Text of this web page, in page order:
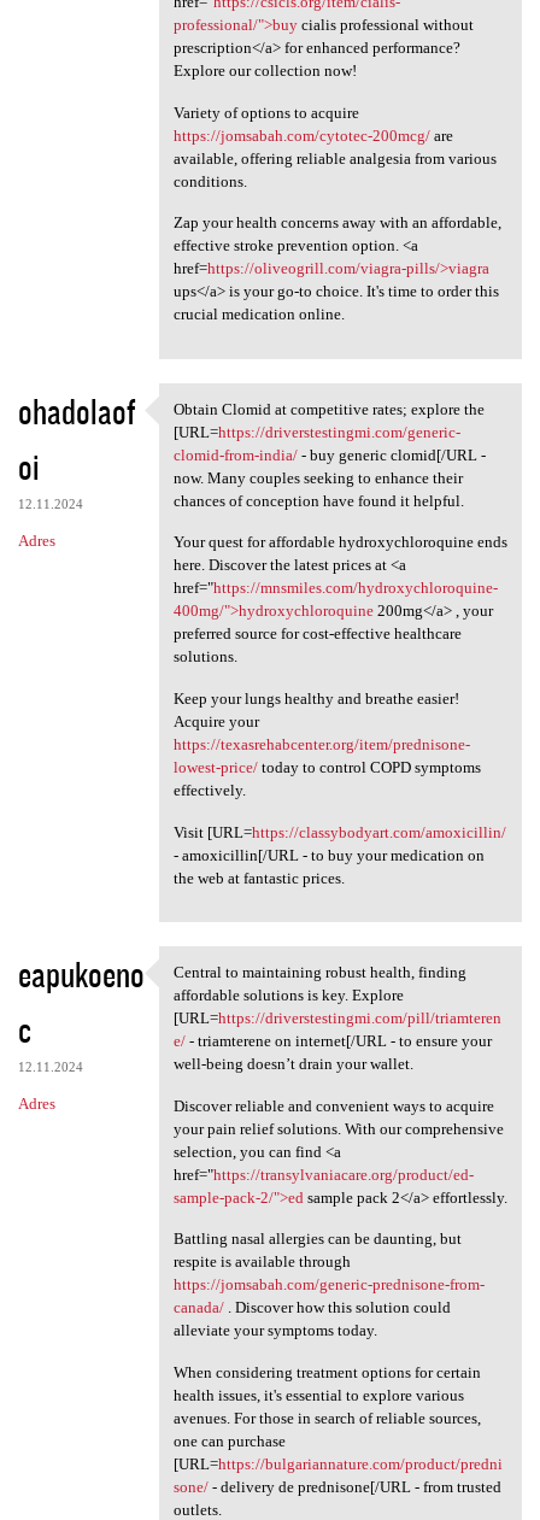
professional/">buycialis professional without
prescription</a> for enhanced performance?
Explore our collection now!
Variety of options to acquire
https://jomsabah.com/cytotec-200mcg/are
available, offering reliable analgesia from various
conditions.
Zap your health concerns away with an affordable,
effective stroke prevention option. <a
href=https://oliveogrill.com/viagra-pills/>viagra
ups</a> is your go-to choice. It's time to order this
crucial medication online.
ohadolaof
oi
12.11.2024
Adres
Obtain Clomid at competitive
Obtain Clomid at competitive rates; explore the
[URL=https://driverstestingmi.com/generic-
clomid-from-india/- buy generic clomid[/URL -
now. Many couples seeking to enhance their
chances of conception have found it helpful.
Your quest for affordable hydroxychloroquine ends
here. Discover the latest prices at <a
href="https://mnsmiles.com/hydroxychloroquine-
400mg/">hydroxychloroquine200mg</a> , your
preferred source for cost-effective healthcare
solutions.
Keep your lungs healthy and breathe easier!
Acquire your
https://texasrehabcenter.org/item/prednisone-
lowest-price/today to control COPD symptoms
effectively.
Visit [URL=https://classybodyart.com/amoxicillin/
- amoxicillin[/URL - to buy your medication on
the web at fantastic prices.
eapukoeno
c
12.11.2024
Adres
Central to maintaining robust
Central to maintaining robust health, finding
affordable solutions is key. Explore
[URL=https://driverstestingmi.com/pill/triamteren
e/- triamterene on internet[/URL - to ensure your
well-being doesn’t drain your wallet.
Discover reliable and convenient ways to acquire
your pain relief solutions. With our comprehensive
selection, you can find <a
href="https://transylvaniacare.org/product/ed-
sample-pack-2/">ed sample pack 2</a> effortlessly.
Battling nasal allergies can be daunting, but
respite is available through
https://jomsabah.com/generic-prednisone-from-
canada/. Discover how this solution could
alleviate your symptoms today.
When considering treatment options for certain
health issues, it's essential to explore various
avenues. For those in search of reliable sources,
one can purchase
[URL=https://bulgariannature.com/product/predni
sone/- delivery de prednisone[/URL - from trusted
outlets.